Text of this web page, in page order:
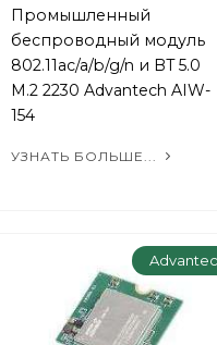
Промышленный
беспроводный модуль
802.11ac/a/b/g/n и BT 5.0
M.2 2230 Advantech AIW-
154
УЗНАТЬ БОЛЬШЕ...